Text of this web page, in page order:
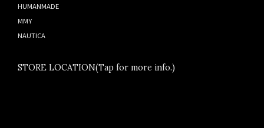
HUMANMADE
MMY
NAUTICA
STORE LOCATION(Tap for more info.)